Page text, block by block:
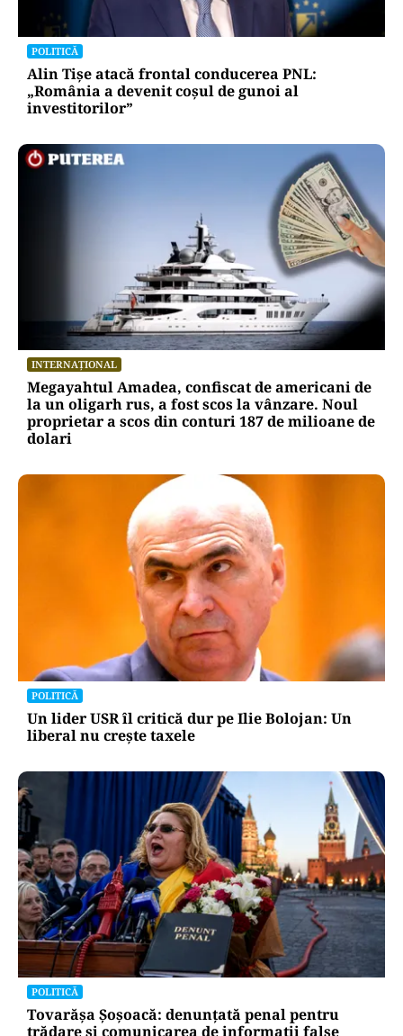
POLITICĂ
Alin Tișe atacă frontal conducerea PNL:
„România a devenit coșul de gunoi al
investitorilor”
INTERNAȚIONAL
Megayahtul Amadea, confiscat de americani de
la un oligarh rus, a fost scos la vânzare. Noul
proprietar a scos din conturi 187 de milioane de
dolari
POLITICĂ
Un lider USR îl critică dur pe Ilie Bolojan: Un
liberal nu crește taxele
POLITICĂ
Tovarășa Șoșoacă: denunțată penal pentru
trădare și comunicarea de informații false